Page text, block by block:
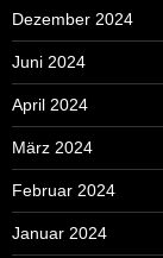
Dezember 2024
Juni 2024
April 2024
März 2024
Februar 2024
Januar 2024